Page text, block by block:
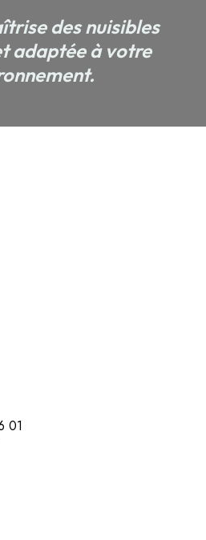
des nuisibles
adaptée à votre
01